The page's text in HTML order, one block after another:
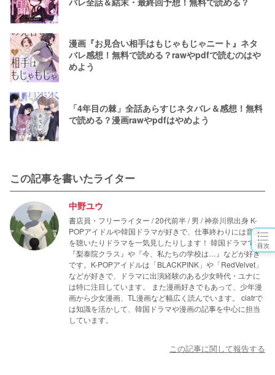
目次
漫画『お見合い相手はもじゃもじゃニート』ネタ
バレ感想！無料で読める？rawやpdfで読むのはや
めよう
「4年目の棘」全話あらすじネタバレ＆感想！無料
で読める？漫画rawやpdfはやめよう
この記事を書いたライター
中野ユウ
書店員・フリーライター / 20代前半 / 男 / 神奈川県出身 K-
POPアイドルや韓国ドラマが好きで、仕事終わりには音楽
を聴いたりドラマを一気見したりします！ 韓国ドラマでは
『梨泰院クラス』や『今、私たちの学校は…』などが好き
です。K-POPアイドルは「BLACKPINK」や「RedVelvet」
などが好きで、ドラマに出演経験のある少女時代・ユナに
は特に注目しています。 また漫画好きでもあって、少年漫
画から少女漫画、TL漫画など幅広く読んでいます。 ciatrで
は知識を活かして、韓国ドラマや漫画の記事を中心に担当
しています。
この記事に関して報告する